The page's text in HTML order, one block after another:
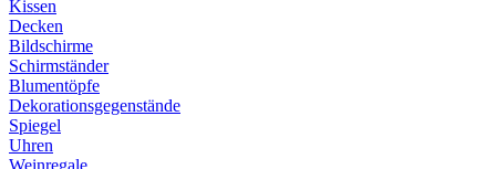
Kissen
Decken
Bildschirme
Schirmständer
Blumentöpfe
Dekorationsgegenstände
Spiegel
Uhren